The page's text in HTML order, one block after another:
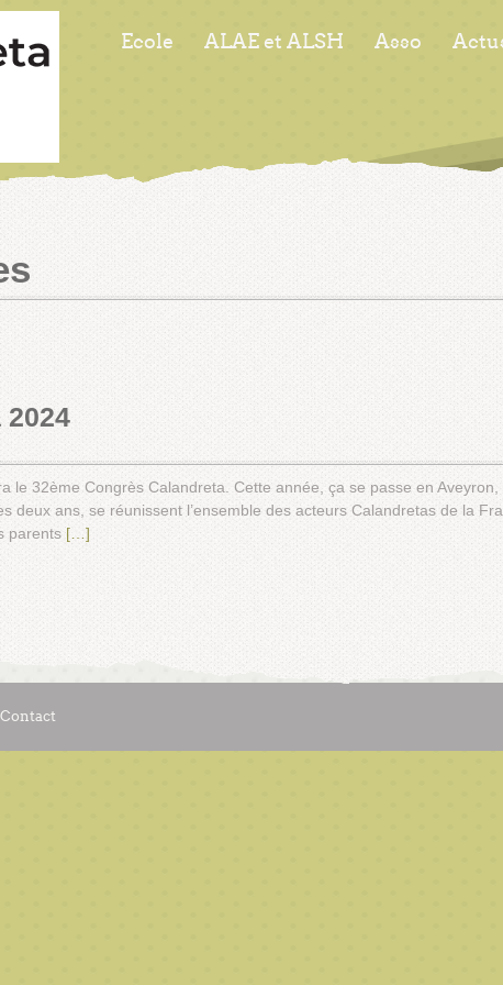
Ecole ALAE et ALSH Asso
le 32ème Congrès Calandreta. Cette année, ça se passe en Aveyron,
deux ans, se réunissent l’ensemble des acteurs Calandretas de la
parents[…]
Contact